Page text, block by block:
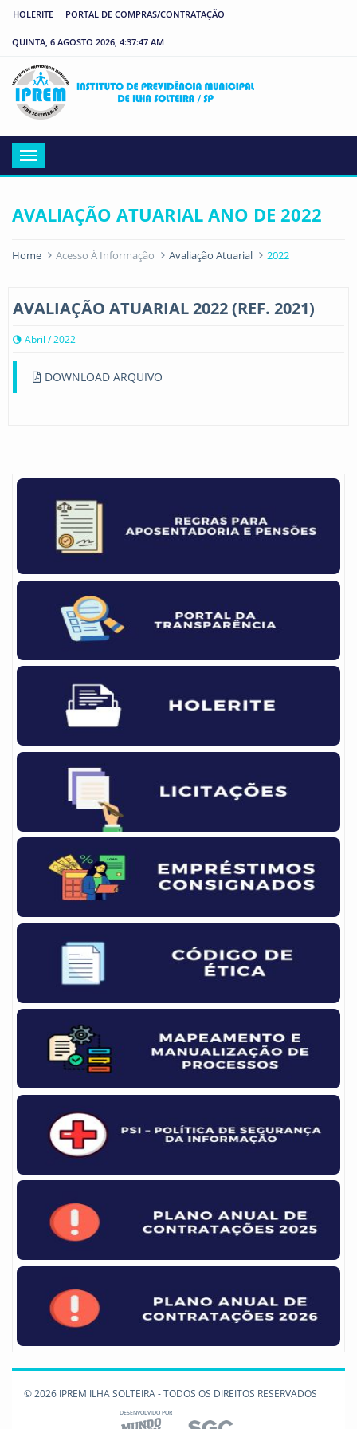
HOLERITE PORTAL DE COMPRAS/CONTRATAÇÃO
QUINTA, 6 AGOSTO 2026, 4:37:47 AM
Menu
AVALIAÇÃO ATUARIAL ANO DE 2022
Home Acesso À Informação Avaliação Atuarial 2022
AVALIAÇÃO ATUARIAL 2022 (REF. 2021)
Abril / 2022
DOWNLOAD ARQUIVO
© 2026 IPREM ILHA SOLTEIRA - TODOS OS DIREITOS RESERVADOS
DESENVOLVIDO POR